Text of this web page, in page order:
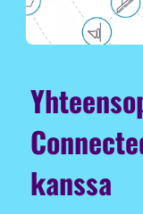
kanssa